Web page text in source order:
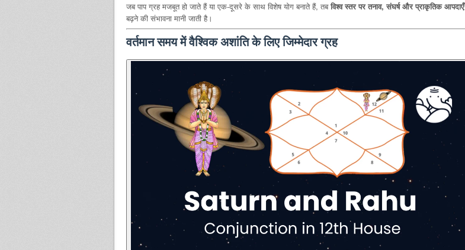
जब पाप ग्रह मजबूत हो जाते हैं या एक-दूसरे के साथ विशेष योग बनाते हैं, तबविश्व स्तर पर तनाव, संघर्ष और प्राकृतिक आपदाएँ
बढ़ने की संभावना मानी जाती है।
वर्तमान समय में वैश्विक अशांति के लिए जिम्मेदार ग्रह